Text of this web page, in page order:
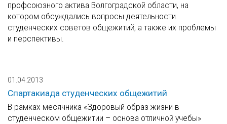
профсоюзного актива Волгоградской области, на
котором обсуждались вопросы деятельности
студенческих советов общежитий, а также их проблемы
и перспективы.
01.04.2013
Спартакиада студенческих общежитий
В рамках месячника «Здоровый образ жизни в
студенческом общежитии – основа отличной учебы»